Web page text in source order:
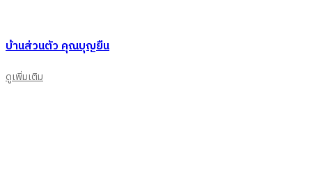
บ้านส่วนตัว คุณบุญยืน
ดูเพิ่มเติม